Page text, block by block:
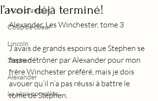
Mots d'amour
Coup de coeur
Lincoln
Stephen
Alexander
La série complète
l’avoir déjà terminé!
Alexander, Les Winchester, tome 3
J’avais de grands espoirs que Stephen se
fasse détrôner par Alexander pour mon
frère Winchester préféré, mais je dois
avouer qu’il n’a pas réussi à battre le
tome de Stephen.